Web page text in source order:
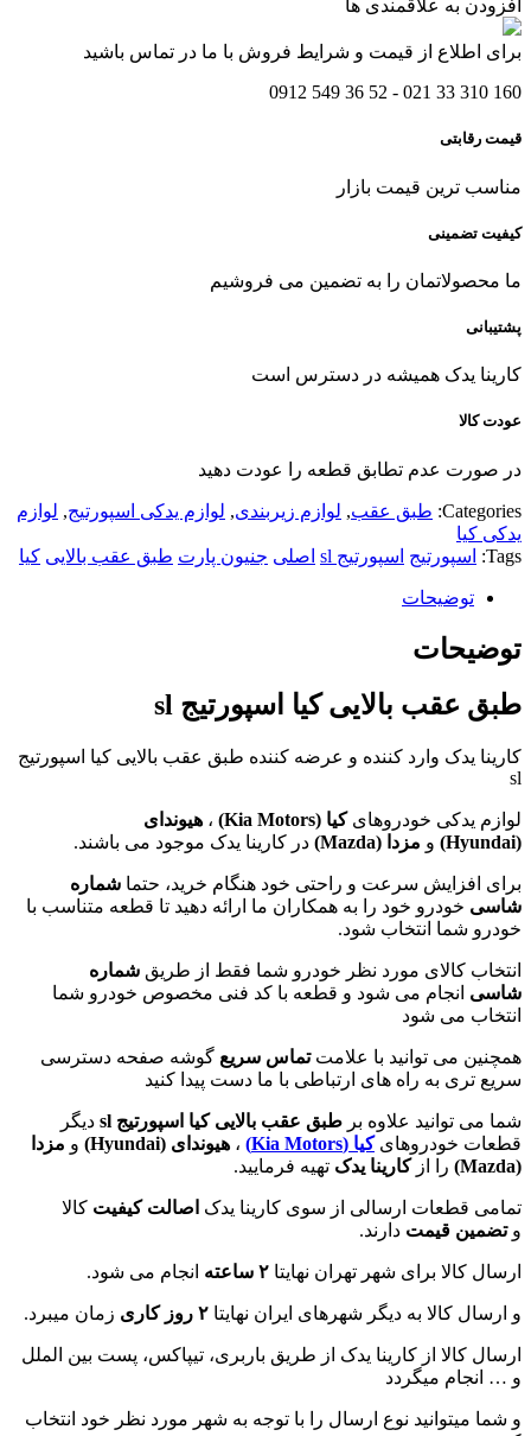
افزودن به علاقمندی ها
برای اطلاع از قیمت و شرایط فروش با ما در تماس باشید
160 310 33 021 - 52 36 549 0912
قیمت رقابتی
مناسب ترین قیمت بازار
کیفیت تضمینی
ما محصولاتمان را به تضمین می فروشیم
پشتیبانی
کارینا یدک همیشه در دسترس است
عودت کالا
در صورت عدم تطابق قطعه را عودت دهید
Categories: طبق عقب, لوازم زیربندی, لوازم یدکی اسپورتیج, لوازم
یدکی کیا
Tags:
اسپورتیج اسپورتیج sl اصلی جنیون پارت طبق عقب بالایی کیا
توضیحات
توضیحات
طبق عقب بالایی کیا اسپورتیج sl
کارینا یدک وارد کننده و عرضه کننده طبق عقب بالایی کیا اسپورتیج
sl
لوازم یدکی خودروهایکیا (Kia Motors
) ، هیوندای
(
Hyundai
) و مزدا (Mazda
) در کارینا یدک موجود می باشند.
برای افزایش سرعت و راحتی خود هنگام خرید، حتما شماره
شاسی خودرو خود را به همکاران ما ارائه دهید تا قطعه متناسب با
خودرو شما انتخاب شود.
انتخاب کالای مورد نظر خودرو شما فقط از طریق شماره
شاسی انجام می شود و قطعه با کد فنی مخصوص خودرو شما
انتخاب می شود
همچنین می توانید با علامتتماس سریع گوشه صفحه دسترسی
سریع تری به راه های ارتباطی با ما دست پیدا کنید
شما می توانید علاوه بر طبق عقب بالایی کیا اسپورتیج sl
دیگر
قطعات خودروهایکیا (Kia Motors) ، هیوندای (Hyundai
) و مزدا
(
Mazda
) را ازکارینا یدک تهیه فرمایید.
تمامی قطعات ارسالی از سوی کارینا یدک اصالت کیفیت کالا
وتضمین قیمت دارند.
ارسال کالا برای شهر تهران نهایتا ۲ ساعته انجام می شود.
و ارسال کالا به دیگر شهرهای ایران نهایتا ۲ روز کاری زمان میبرد.
ارسال کالا از کارینا یدک از طریق باربری، تیپاکس، پست بین الملل
و … انجام میگردد
و شما میتوانید نوع ارسال را با توجه به شهر مورد نظر خود انتخاب